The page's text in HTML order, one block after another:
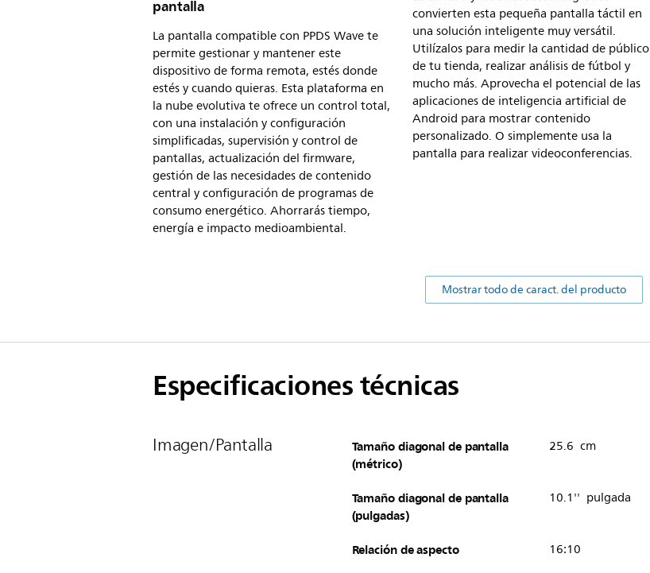
pantalla
La pantalla compatible con PPDS Wave te
permite gestionar y mantener este
dispositivo de forma remota, estés donde
estés y cuando quieras. Esta plataforma en
la nube evolutiva te ofrece un control total,
con una instalación y configuración
simplificadas, supervisión y control de
pantallas, actualización del firmware,
gestión de las necesidades de contenido
central y configuración de programas de
consumo energético. Ahorrarás tiempo,
energía e impacto medioambiental.
convierten esta pequeña pantalla táctil en
una solución inteligente muy versátil.
Utilízalos para medir la cantidad de público
de tu tienda, realizar análisis de fútbol y
mucho más. Aprovecha el potencial de las
aplicaciones de inteligencia artificial de
Android para mostrar contenido
personalizado. O simplemente usa la
pantalla para realizar videoconferencias.
Mostrar todo de caract. del producto
Especificaciones técnicas
Imagen/Pantalla
Tamaño diagonal de pantalla
(métrico)
25.6 cm
Tamaño diagonal de pantalla
(pulgadas)
10.1'' pulgada
Relación de aspecto 16:10